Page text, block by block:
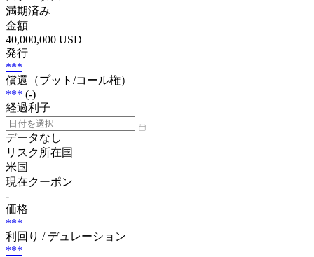
満期済み
金額
40,000,000 USD
発行
***
償還（プット/コール権）
*** (-)
経過利子
データなし
リスク所在国
米国
現在クーポン
-
価格
***
利回り / デュレーション
***